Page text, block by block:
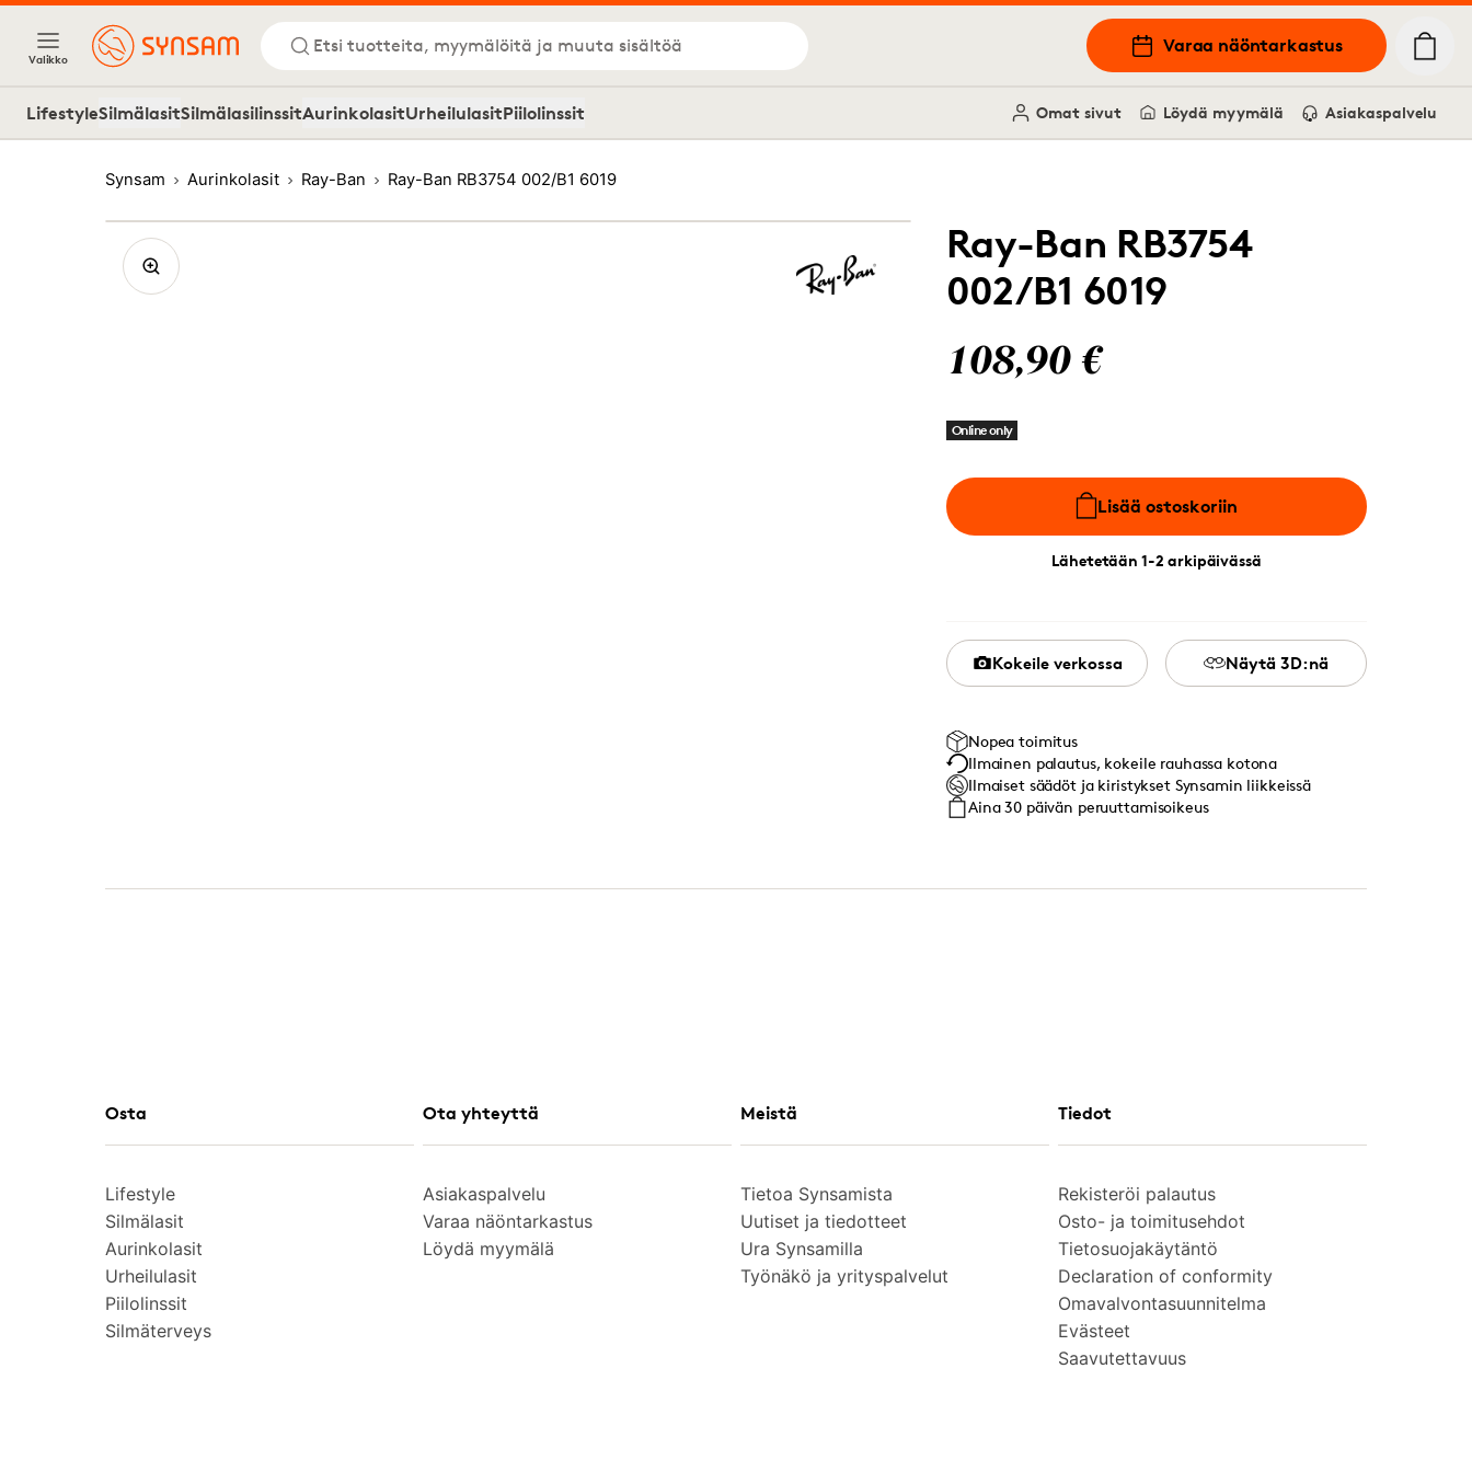
Valikko
Etsi tuotteita, myymälöitä ja muuta sisältöä Varaa näöntarkastus
LifestyleSilmälasitSilmälasilinssitAurinkolasitUrheilulasitPiilolinssit Omat sivut Löydä myymälä Asiakaspalvelu
Synsam Aurinkolasit Ray-Ban Ray-Ban RB3754 002/B1 6019
Ray-Ban RB3754
002/B1 6019
108,90 €
Online only
Lisää ostoskoriin
Lähetetään 1-2 arkipäivässä
Kokeile verkossa Näytä 3D:nä
Nopea toimitus
Ilmainen palautus, kokeile rauhassa kotona
Ilmaiset säädöt ja kiristykset Synsamin liikkeissä
Aina 30 päivän peruuttamisoikeus
Osta
Lifestyle
Silmälasit
Aurinkolasit
Urheilulasit
Piilolinssit
Silmäterveys
Ota yhteyttä
Asiakaspalvelu
Varaa näöntarkastus
Löydä myymälä
Meistä
Tietoa Synsamista
Uutiset ja tiedotteet
Ura Synsamilla
Työnäkö ja yrityspalvelut
Tiedot
Rekisteröi palautus
Osto- ja toimitusehdot
Tietosuojakäytäntö
Declaration of conformity
Omavalvontasuunnitelma
Evästeet
Saavutettavuus